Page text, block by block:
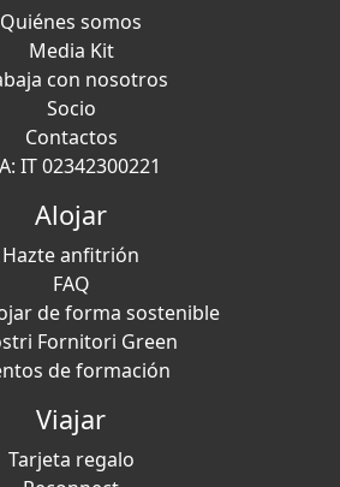
Quiénes somos
Media Kit
con nosotros
Socio
Contactos
IT 02342300221
Alojar
Hazte anfitrión
FAQ
de forma sostenible
Fornitori Green
de formación
Viajar
Tarjeta regalo